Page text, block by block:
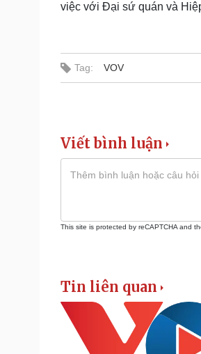
việc với Đại sứ quán và
Tag: VOV
Viết bình luận
This site is protected by reCAPTCHA and
Tin liên quan